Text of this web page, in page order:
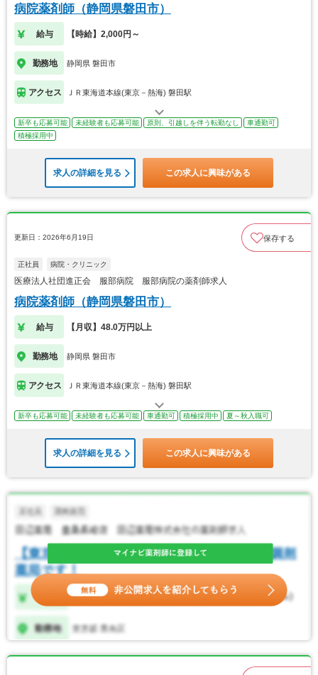
病院薬剤師（静岡県磐田市）
給与 【時給】2,000円～
勤務地 静岡県 磐田市
アクセス ＪＲ東海道本線(東京－熱海) 磐田駅
新卒も応募可能 未経験者も応募可能 原則、引越しを伴う転勤なし
車通勤可
積極採用中
求人の詳細を見る この求人に興味がある
更新日：2026年6月19日 保存する
正社員 病院・クリニック
医療法人社団進正会 服部病院 服部病院の薬剤師求人
病院薬剤師（静岡県磐田市）
給与 【月収】48.0万円以上
勤務地 静岡県 磐田市
アクセス ＪＲ東海道本線(東京－熱海) 磐田駅
新卒も応募可能 未経験者も応募可能 車通勤可 積極採用中 夏～秋入職可
求人の詳細を見る この求人に興味がある